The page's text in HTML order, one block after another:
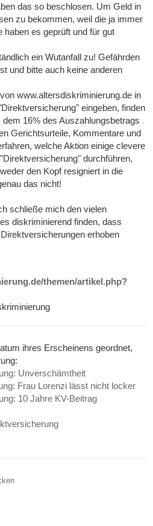
das so beschlosen. Um Geld in
zu bekommen, weil die ja immer
es geprüft und für gut
ein Wutanfall zu! Gefährden
und bitte auch keine anderen
www.altersdiskriminierung.de in
eingeben, finden
16% des Auszahlungsbetrags
Gerichtsurteile, Kommentare und
welche Aktion einige clevere
durchführen,
den Kopf resigniert in die
das nicht!
schließe mich den vielen
diskriminierend finden, dass
erhoben
themen/artikel.php?
ihres Erscheinens geordnet,
Unverschämtheit
Frau Lorenzi lässt nicht locker
10 Jahre KV-Beitrag